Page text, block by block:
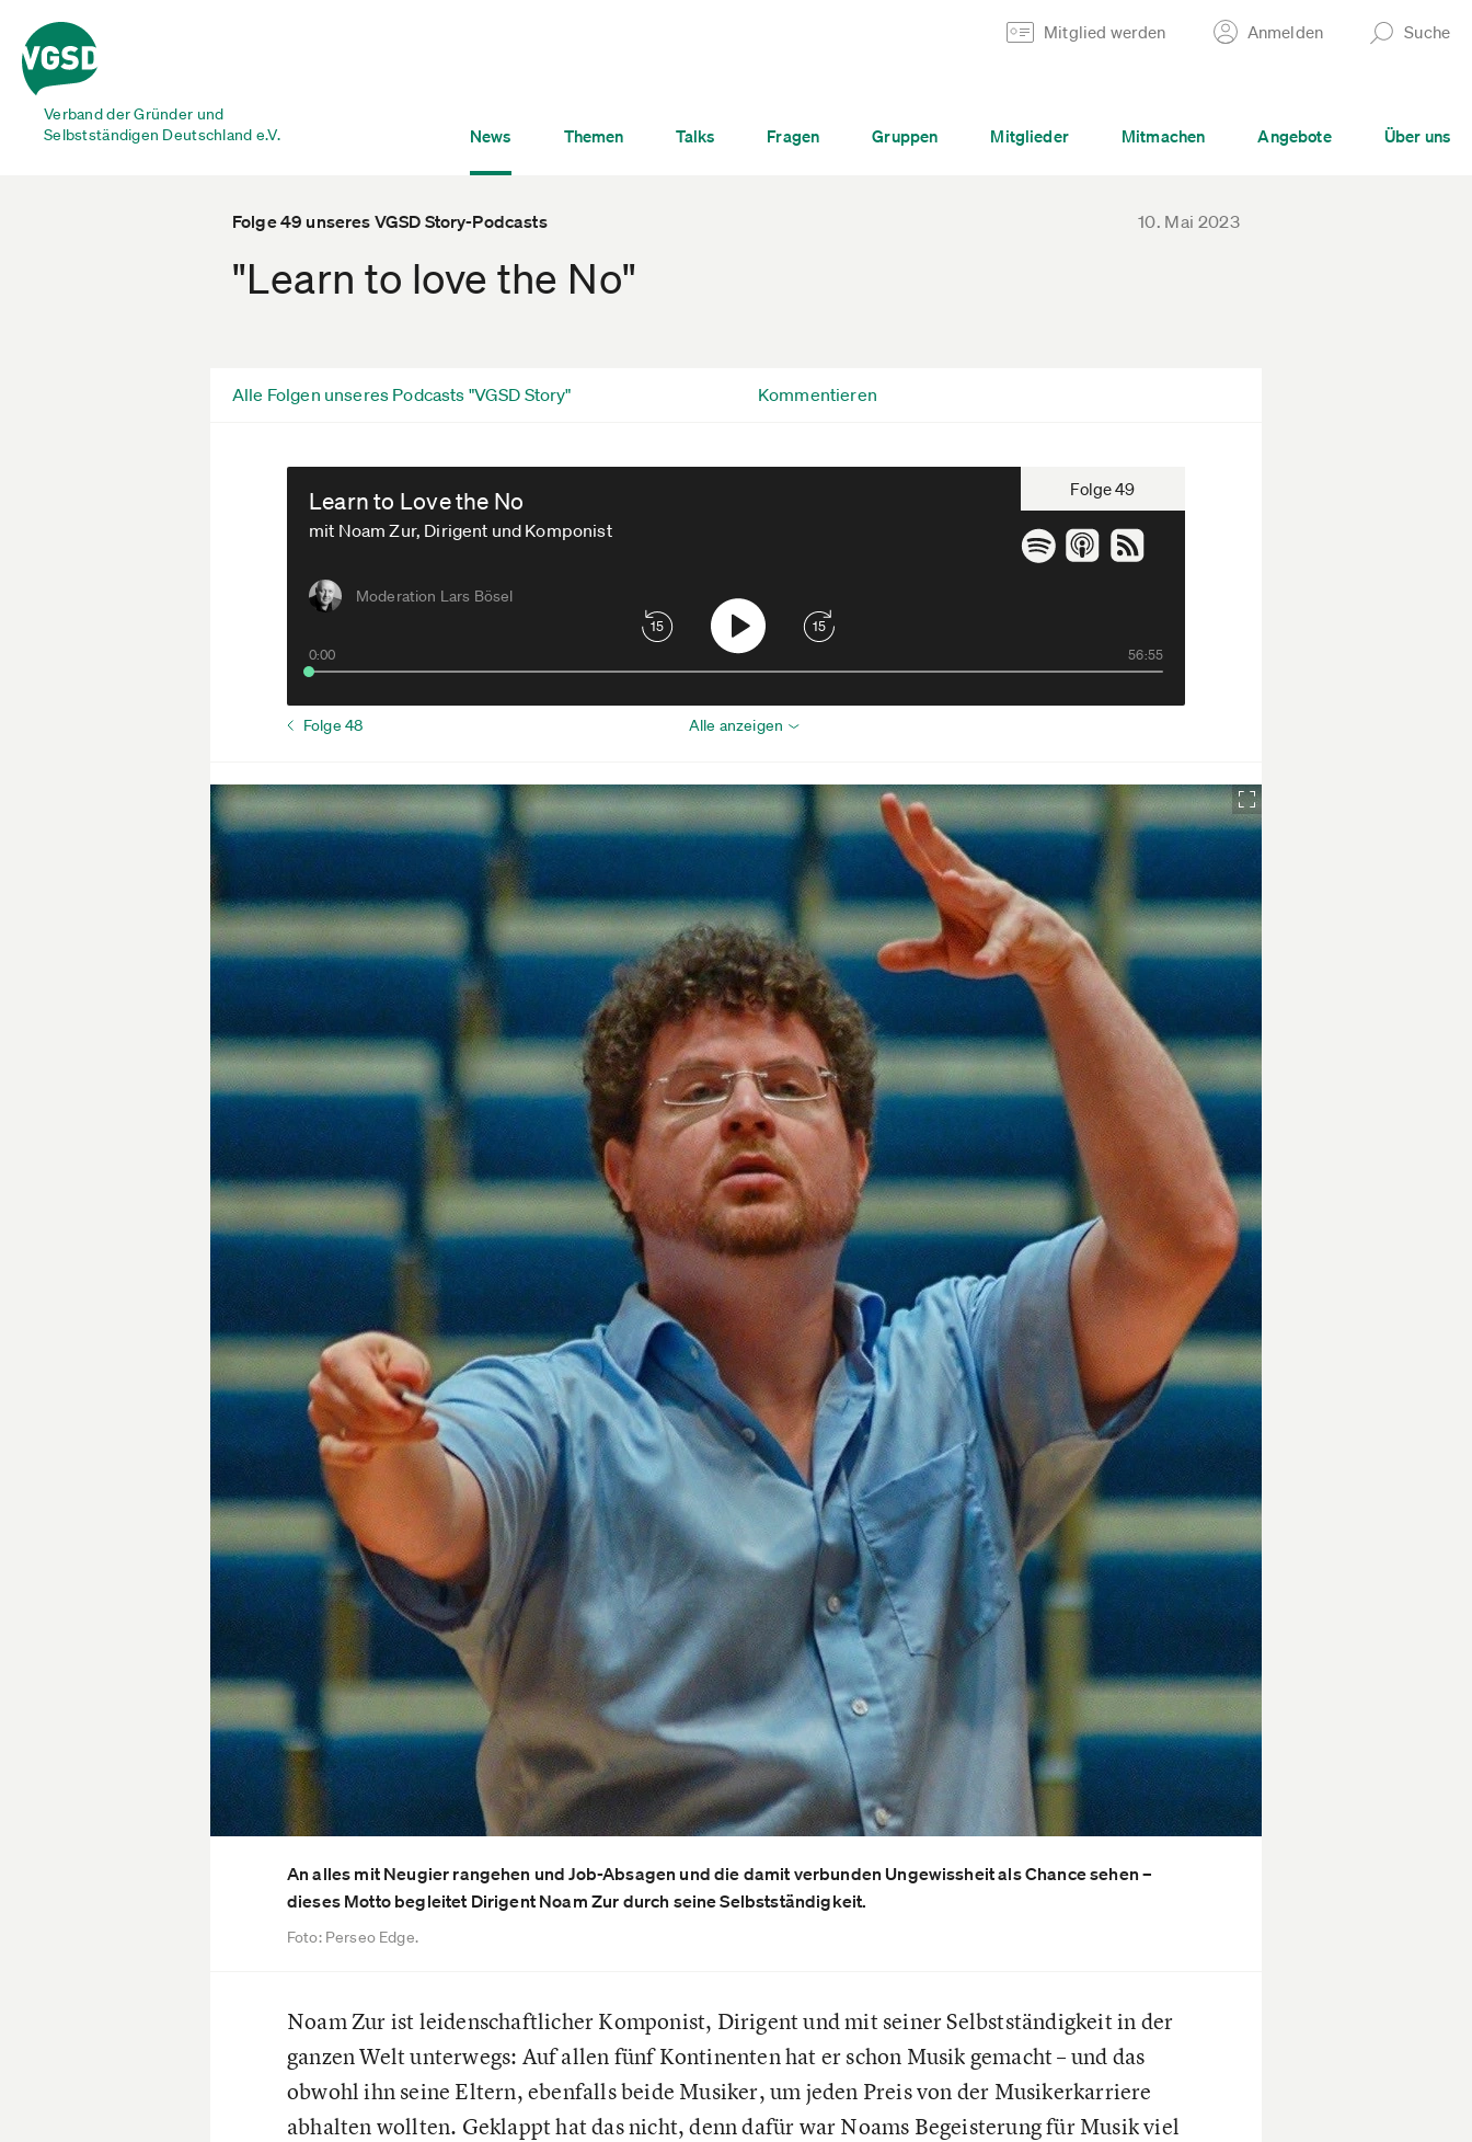
Verband der Gründer und
Selbstständigen Deutschland e.V.
Mitglied werden Anmelden Suche
News Themen Talks Fragen Gruppen Mitglieder Mitmachen Angebote Über uns
Folge 49 unseres VGSD Story-Podcasts
"Learn to love the No"
10. Mai 2023
Alle Folgen unseres Podcasts "VGSD Story" Kommentieren
Learn to Love the No
mit Noam Zur, Dirigent und Komponist
Folge 49
Moderation Lars Bösel
15
15
0:00
56:55
Folge 48 Alle anzeigen
An alles mit Neugier rangehen und Job-Absagen und die damit verbunden Ungewissheit als Chance sehen –
dieses Motto begleitet Dirigent Noam Zur durch seine Selbstständigkeit.
Foto: Perseo Edge.
Noam Zur ist leidenschaftlicher Komponist, Dirigent und mit seiner Selbstständigkeit in der
ganzen Welt unterwegs: Auf allen fünf Kontinenten hat er schon Musik gemacht – und das
obwohl ihn seine Eltern, ebenfalls beide Musiker, um jeden Preis von der Musikerkarriere
abhalten wollten. Geklappt hat das nicht, denn dafür war Noams Begeisterung für Musik viel